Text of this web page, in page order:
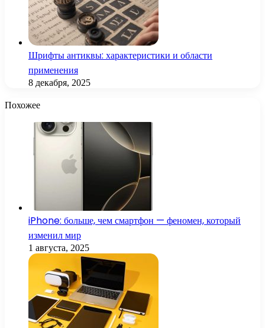
Шрифты антиквы: характеристики и области
применения
8 декабря, 2025
Похожее
iPhone: больше, чем смартфон — феномен, который
изменил мир
1 августа, 2025